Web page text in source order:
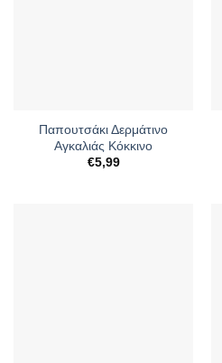
Παπουτσάκι Δερμάτινο
Αγκαλιάς Κόκκινο
€5,99